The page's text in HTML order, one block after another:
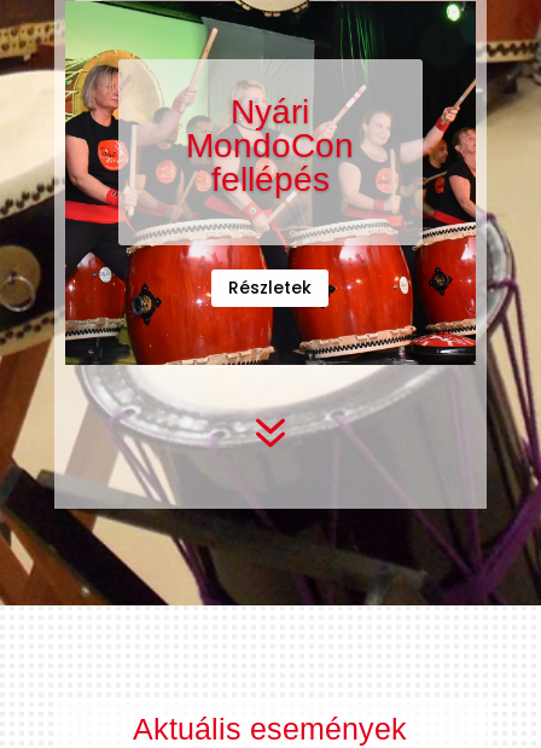
Nyári
MondoCon
fellépés
Részletek
7
Aktuális események